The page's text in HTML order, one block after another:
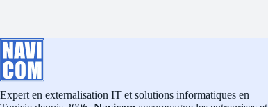
Expert en externalisation IT et solutions informatiques en